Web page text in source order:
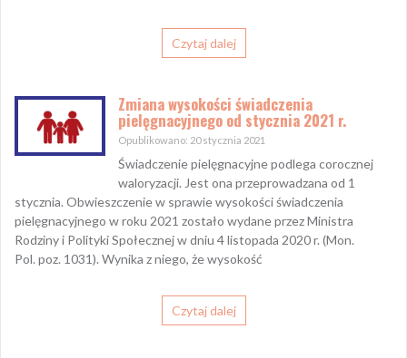
Czytaj dalej
Zmiana wysokości świadczenia
pielęgnacyjnego od stycznia 2021 r.
Opublikowano: 20 stycznia 2021
Świadczenie pielęgnacyjne podlega corocznej
waloryzacji. Jest ona przeprowadzana od 1
stycznia. Obwieszczenie w sprawie wysokości świadczenia
pielęgnacyjnego w roku 2021 zostało wydane przez Ministra
Rodziny i Polityki Społecznej w dniu 4 listopada 2020 r. (Mon.
Pol. poz. 1031). Wynika z niego, że wysokość
Czytaj dalej